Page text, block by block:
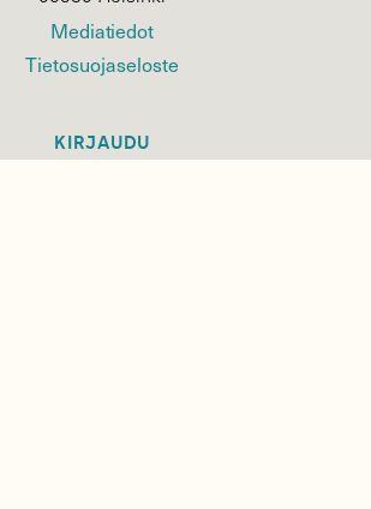
Mediatiedot
Tietosuojaseloste
KIRJAUDU